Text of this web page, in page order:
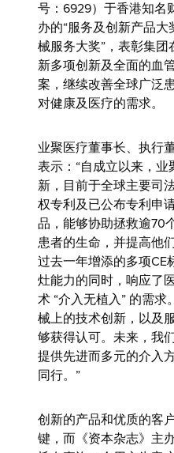
号：6929）于香港知名
办的“服务及创新产品大
械服务大奖”，表彰集
新多项创新及全面的血
案，继续改善全球广泛
对健康及医疗的需求。
业聚医疗董事长、执行
表示：“自成立以来，
新，目前于全球主要司
权专利及已公布专利申
品，能够协助拯救逾70
患者的生命，并提高他
过去一年增添的多项CE
灶能力的同时，响应了
术 “介入无植入” 的需
械上的技术创新，以及
够获得认可。未来，我
提供先进而多元的介入
同行。”
创新的产品和优质的客
键，而《资本杂志》主